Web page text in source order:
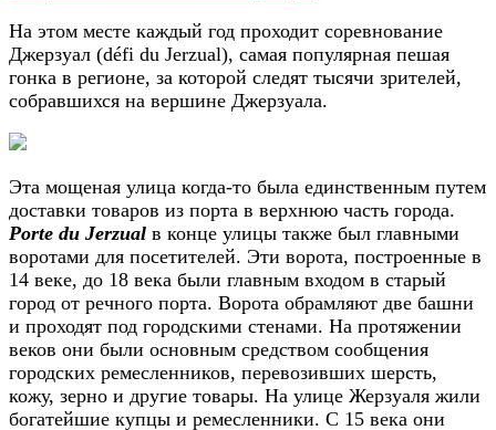
На этом месте каждый год проходит соревнование
Джерзуал (défi du Jerzual), самая популярная пешая
гонка в регионе, за которой следят тысячи зрителей,
собравшихся на вершине Джерзуала.
Эта мощеная улица когда-то была единственным путем
доставки товаров из порта в верхнюю часть города.
Porte du Jerzual в конце улицы также был главными
воротами для посетителей. Эти ворота, построенные в
14 веке, до 18 века были главным входом в старый
город от речного порта. Ворота обрамляют две башни
и проходят под городскими стенами. На протяжении
веков они были основным средством сообщения
городских ремесленников, перевозивших шерсть,
кожу, зерно и другие товары. На улице Жерзуаля жили
богатейшие купцы и ремесленники. С 15 века они